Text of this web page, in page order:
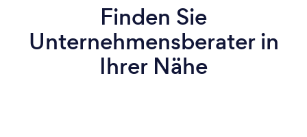
Finden Sie
Unternehmensberater in
Ihrer Nähe